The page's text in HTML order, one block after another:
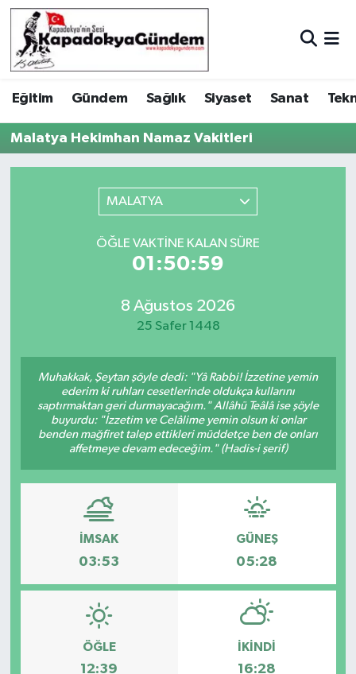
Eğitim Gündem Sağlık Siyaset Sanat
Malatya Hekimhan Namaz Vakitleri
MALATYA
ÖĞLE VAKTINE KALAN SÜRE
01:50:59
8 Ağustos 2026
25 Safer 1448
Muhakkak, Şeytan şöyle dedi: "Yâ Rabbi! İzzetine yemin
ederim ki ruhları cesetlerinde oldukça kullarını
saptırmaktan geri durmayacağım." Allâhü Teâlâ ise şöyle
buyurdu: "İzzetim ve Celâlime yemin olsun ki onlar
benden mağfiret talep ettikleri müddetçe ben de onları
affetmeye devam edeceğim." (Hadis-i şerif)
İMSAK
03:53
GÜNEŞ
05:28
ÖĞLE
12:39
İKINDI
16:28
Hava Durumu
Trafik Durumu
Süper Lig Puan Durumu ve Fikstür